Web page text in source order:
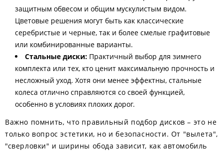
защитным обвесом и общим мускулистым видом.
Цветовые решения могут быть как классические
серебристые и черные, так и более смелые графитовые
или комбинированные варианты.
Стальные диски: Практичный выбор для зимнего
комплекта или тех, кто ценит максимальную прочность и
несложный уход. Хотя они менее эффектны, стальные
колеса отлично справляются со своей функцией,
особенно в условиях плохих дорог.
Важно помнить, что правильный подбор дисков – это не
только вопрос эстетики, но и безопасности. От "вылета",
"сверловки" и ширины обода зависит, как автомобиль